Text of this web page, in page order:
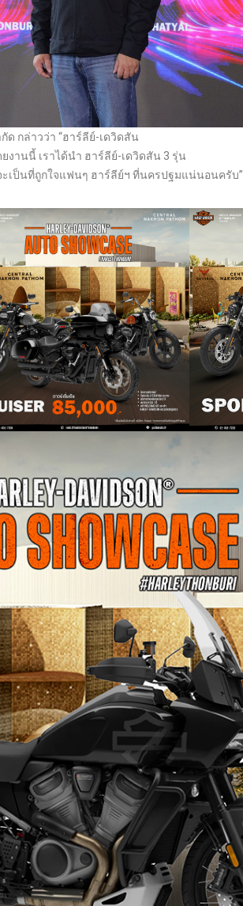
ด กล่าวว่า “ฮาร์ลีย์-เดวิดสัน
านนี้ เราได้นำ ฮาร์ลีย์-เดวิดสัน 3 รุ่น
เป็นที่ถูกใจแฟนๆ ฮาร์ลีย์ฯ ที่นครปฐมแน่นอนครับ”